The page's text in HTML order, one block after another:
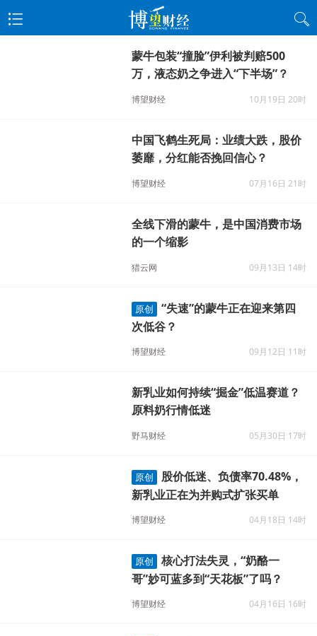
蒙牛包装“撞脸”伊利被判赔500
万，液态奶之争进入“下半场”？
博望财经 10月19日 20时
中国飞鹤生死局：业绩大跌，股价
萎靡，分红能否挽回信心？
博望财经 07月16日 21时
全线下滑的蒙牛，是中国消费市场
的一个缩影
猎云网 09月13日 14时
原创
“失速”的蒙牛正在迎来第四
次低谷？
博望财经 09月12日 11时
新乳业如何持续“掘金”低温赛道？
原料奶行情低迷
野马财经 05月30日 17时
原创
股价低迷、负债率70.48%，
新乳业正在为并购式扩张买单
博望财经 04月18日 14时
原创
核心打法失灵，“奶酪一
哥”妙可蓝多到“天花板”了吗？
博望财经 04月16日 16时